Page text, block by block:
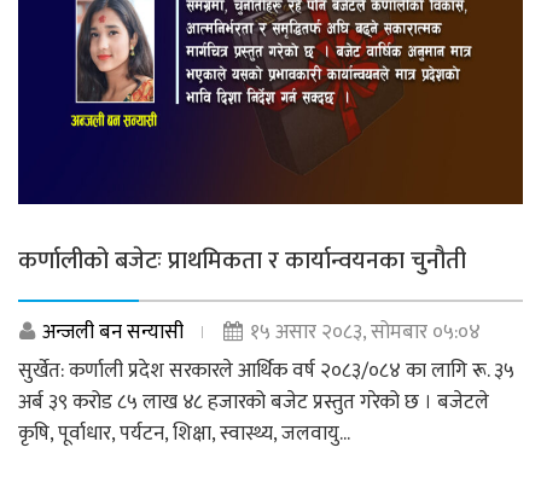
कर्णालीको बजेटः प्राथमिकता र कार्यान्वयनका चुनौती
अन्जली बन सन्यासी
१५ असार २०८३, सोमबार ०५:०४
सुर्खेत: कर्णाली प्रदेश सरकारले आर्थिक वर्ष २०८३/०८४ का लागि रू. ३५
अर्ब ३९ करोड ८५ लाख ४८ हजारको बजेट प्रस्तुत गरेको छ । बजेटले
कृषि, पूर्वाधार, पर्यटन, शिक्षा, स्वास्थ्य, जलवायु...